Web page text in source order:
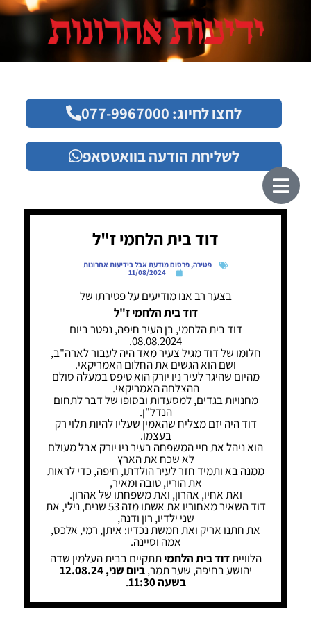
לחצו לחיוג: 077-9967000
לשליחת הודעה בוואטסאפ
דוד בית הלחמי ז"ל
פטירה,פרסום מודעת אבל בידיעות אחרונות
11/08/2024
בצער רב אנו מודיעים על פטירתו של
דוד בית הלחמי ז"ל
דוד בית הלחמי, בן העיר חיפה, נפטר ביום
08.08.2024.
חלומו של דוד מגיל צעיר מאד היה לעבור לארה"ב,
ושם הוא הגשים את החלום האמריקאי.
מהיום שהיגר לעיר ניו יורק הוא טיפס במעלה סולם
ההצלחה האמריקאי.
מחנויות בגדים, למסעדות ובסופו של דבר לתחום
הנדל"ן.
דוד היה יזם מצליח שהאמין שעליו להיות תלוי רק
בעצמו.
הוא ניהל את חיי המשפחה בעיר ניו יורק אבל מעולם
לא שכח את הארץ
ממנה בא ותמיד חזר לעיר הולדתו, חיפה, כדי לראות
את הוריו, טובה ומאיר,
ואת אחיו, אהרון, ואת משפחתו של אהרון.
דוד השאיר מאחוריו את אשתו מזה 53 שנים, נילי, את
שני ילדיו, רון ודנה,
את חתנו אריק ואת חמשת נכדיו: איתן, רמי, אלכס,
אמה וסיינה.
הלווייתדוד בית הלחמיתתקיים בבית העלמין שדה
יהושע בחיפה, שער תמר, ביום שני, 12.08.24
בשעה 11:30 .